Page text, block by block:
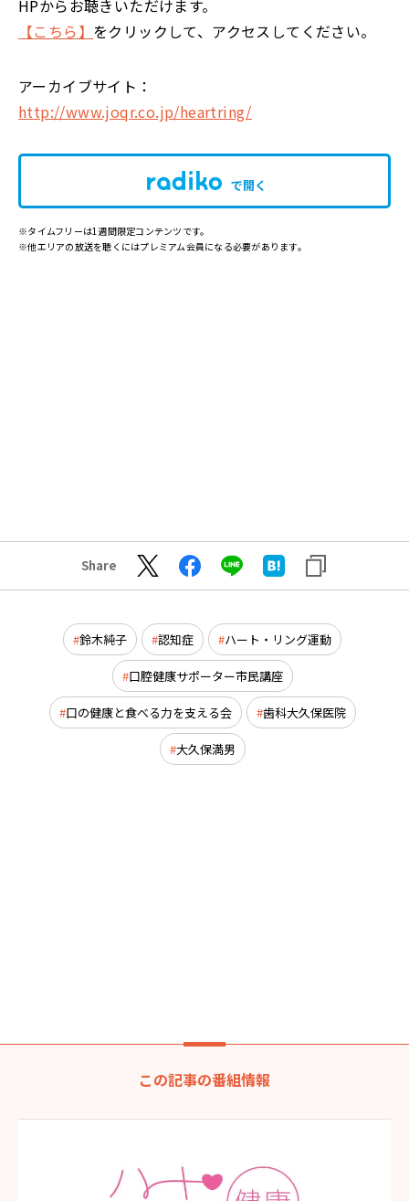
HPからお聴きいただけます。
【こちら】 をクリックして、アクセスしてください。
アーカイブサイト：
http://www.joqr.co.jp/heartring/
で開く
※タイムフリーは1週間限定コンテンツです。
※他エリアの放送を聴くにはプレミアム会員になる必要があります。
Share
鈴木純子 認知症 ハート・リング運動
口腔健康サポーター市民講座
口の健康と食べる力を支える会 歯科大久保医院
大久保満男
この記事の番組情報